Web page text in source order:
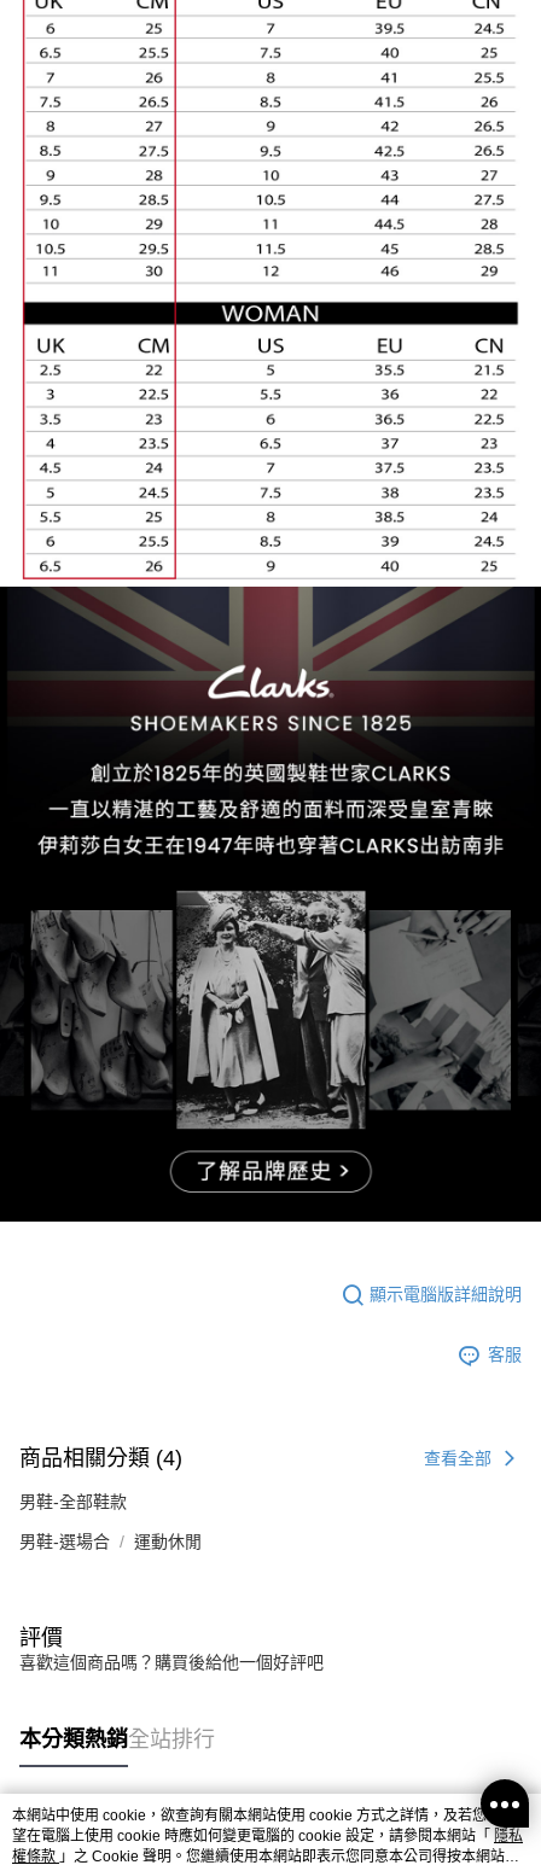
顯示電腦版詳細說明
客服
商品相關分類 (4) 查看全部
男鞋-全部鞋款
男鞋-選場合 運動休閒
評價
喜歡這個商品嗎？購買後給他一個好評吧
本分類熱銷全站排行
熱門標籤
本網站中使用 cookie，欲查詢有關本網站使用 cookie 方式之詳情，及若您不希
望在電腦上使用 cookie 時應如何變更電腦的 cookie 設定，請參閱本網站「 隱私
權條款 」之 Cookie 聲明。您繼續使用本網站即表示您同意本公司得按本網站使